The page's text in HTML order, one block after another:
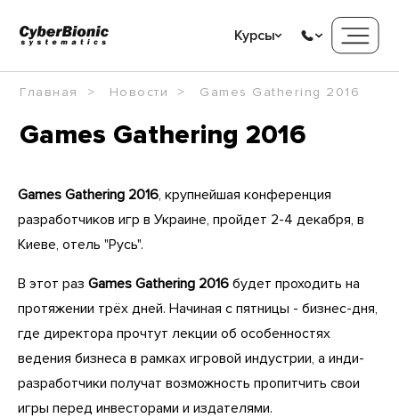
Курсы
Главная Новости Games Gathering 2016
Games Gathering 2016
Games Gathering 2016, крупнейшая конференция
разработчиков игр в Украине, пройдет 2-4 декабря, в
Киеве, отель "Русь".
В этот раз Games Gathering 2016 будет проходить на
протяжении трёх дней. Начиная с пятницы - бизнес-дня,
где директора прочтут лекции об особенностях
ведения бизнеса в рамках игровой индустрии, а инди-
разработчики получат возможность пропитчить свои
игры перед инвесторами и издателями.